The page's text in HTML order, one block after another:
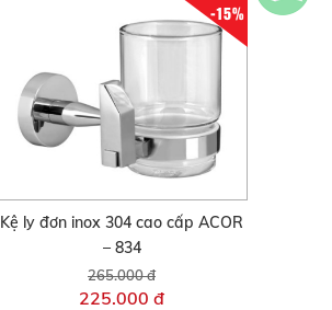
-15%
Kệ ly đơn inox 304 cao cấp ACOR
– 834
265.000 đ
225.000 đ